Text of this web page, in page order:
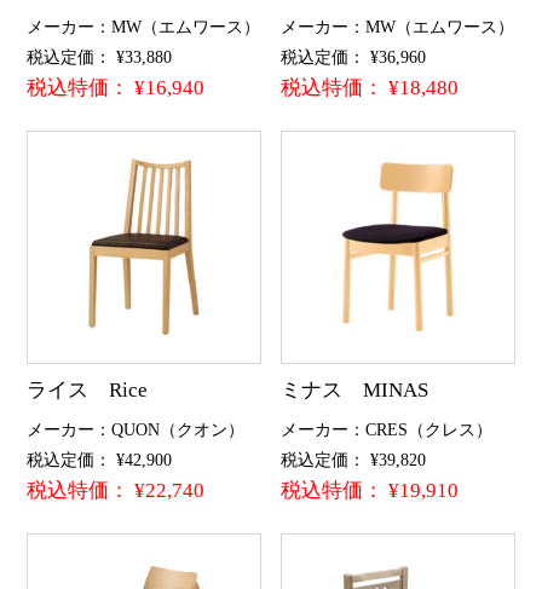
メーカー：MW（エムワース）
税込定価： ¥33,880
税込特価： ¥16,940
メーカー：MW（エムワース）
税込定価： ¥36,960
税込特価： ¥18,480
ライス Rice
メーカー：QUON（クオン）
税込定価： ¥42,900
税込特価： ¥22,740
ミナス MINAS
メーカー：CRES（クレス）
税込定価： ¥39,820
税込特価： ¥19,910